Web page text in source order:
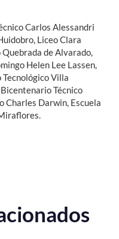
Carlos Alessandri
Liceo Clara
Quebrada de Alvarado,
Helen Lee Lassen,
Tecnológico Villa
Técnico
Charles Darwin, Escuela